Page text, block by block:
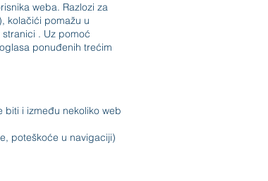
weba. Razlozi za
kolačići pomažu u
. Uz pomoć
ponuđenih trećim
biti i između nekoliko web
poteškoće u navigaciji)